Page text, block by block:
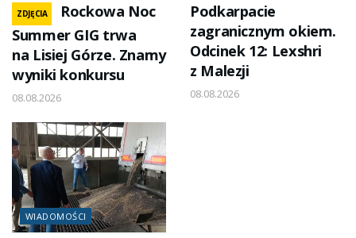
ZDJĘCIA
Rockowa Noc
Summer GIG trwa
na Lisiej Górze. Znamy
wyniki konkursu
08.08.2026
Podkarpacie
zagranicznym okiem.
Odcinek 12: Lexshri
z Malezji
08.08.2026
WIADOMOŚCI